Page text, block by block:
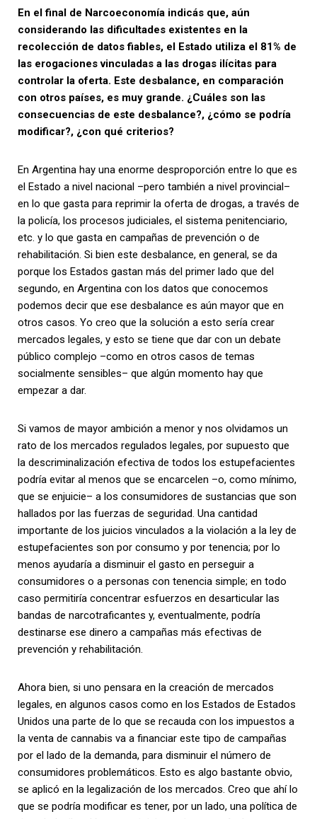
En el final de Narcoeconomía indicás que, aún
considerando las dificultades existentes en la
recolección de datos fiables, el Estado utiliza el 81% de
las erogaciones vinculadas a las drogas ilícitas para
controlar la oferta. Este desbalance, en comparación
con otros países, es muy grande. ¿Cuáles son las
consecuencias de este desbalance?, ¿cómo se podría
modificar?, ¿con qué criterios?
En Argentina hay una enorme desproporción entre lo que es
el Estado a nivel nacional –pero también a nivel provincial–
en lo que gasta para reprimir la oferta de drogas, a través de
la policía, los procesos judiciales, el sistema penitenciario,
etc. y lo que gasta en campañas de prevención o de
rehabilitación. Si bien este desbalance, en general, se da
porque los Estados gastan más del primer lado que del
segundo, en Argentina con los datos que conocemos
podemos decir que ese desbalance es aún mayor que en
otros casos. Yo creo que la solución a esto sería crear
mercados legales, y esto se tiene que dar con un debate
público complejo –como en otros casos de temas
socialmente sensibles– que algún momento hay que
empezar a dar.
Si vamos de mayor ambición a menor y nos olvidamos un
rato de los mercados regulados legales, por supuesto que
la descriminalización efectiva de todos los estupefacientes
podría evitar al menos que se encarcelen –o, como mínimo,
que se enjuicie– a los consumidores de sustancias que son
hallados por las fuerzas de seguridad. Una cantidad
importante de los juicios vinculados a la violación a la ley de
estupefacientes son por consumo y por tenencia; por lo
menos ayudaría a disminuir el gasto en perseguir a
consumidores o a personas con tenencia simple; en todo
caso permitiría concentrar esfuerzos en desarticular las
bandas de narcotraficantes y, eventualmente, podría
destinarse ese dinero a campañas más efectivas de
prevención y rehabilitación.
Ahora bien, si uno pensara en la creación de mercados
legales, en algunos casos como en los Estados de Estados
Unidos una parte de lo que se recauda con los impuestos a
la venta de cannabis va a financiar este tipo de campañas
por el lado de la demanda, para disminuir el número de
consumidores problemáticos. Esto es algo bastante obvio,
se aplicó en la legalización de los mercados. Creo que ahí lo
que se podría modificar es tener, por un lado, una política de